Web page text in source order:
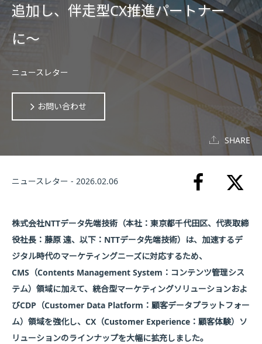
追加し、伴走型CX推進パートナー
に〜
ニュースレター
お問い合わせ
SHARE
ニュースレター - 2026.02.06
株式会社NTTデータ先端技術（本社：東京都千代田区、代表取締
役社長：藤原 遠、以下：NTTデータ先端技術）は、加速するデ
ジタル時代のマーケティングニーズに対応するため、
CMS（Contents Management System：コンテンツ管理シス
テム）領域に加えて、統合型マーケティングソリューションおよ
びCDP（Customer Data Platform：顧客データプラットフォー
ム）領域を強化し、CX（Customer Experience：顧客体験）ソ
リューションのラインナップを大幅に拡充しました。